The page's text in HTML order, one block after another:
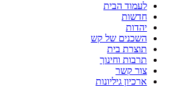
לעמוד הבית
חדשות
יהדות
השכנים של קש
תוצרת בית
תרבות וחינוך
צור קשר
ארכיון גיליונות